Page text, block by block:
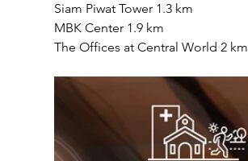
Siam Piwat Tower 1.3 km
MBK Center 1.9 km
The Offices at Central World 2 km